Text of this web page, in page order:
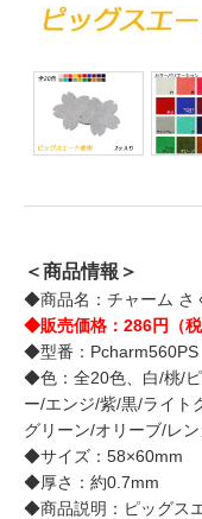
＜商品情報＞
◆商品名：チャーム さ
◆販売価格：286円（税
◆型番：Pcharm560PS
◆色：全20色、白/桃/
ー/エンジ/紫/黒/ライト
グリーン/オリーブ/レ
◆サイズ：58×60mm
◆厚さ：約0.7mm
◆商品説明：ピッグス